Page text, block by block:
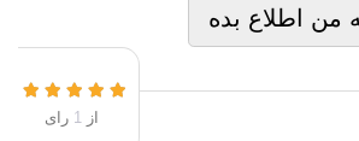
من اطلاع بده
از1 رای